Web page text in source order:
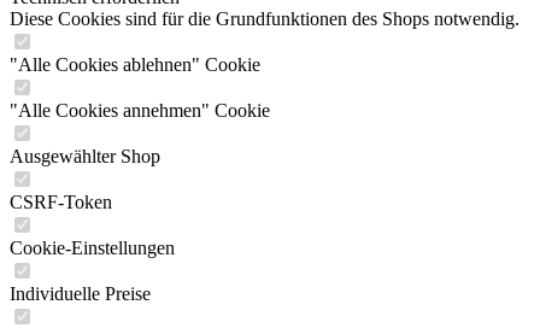
Diese Cookies sind für die Grundfunktionen des Shops notwendig.
"Alle Cookies ablehnen" Cookie
"Alle Cookies annehmen" Cookie
Ausgewählter Shop
CSRF-Token
Cookie-Einstellungen
Individuelle Preise